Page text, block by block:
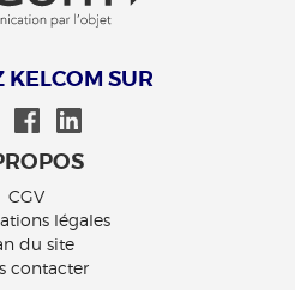
KELCOM SUR
CGV
légales
du site
contacter